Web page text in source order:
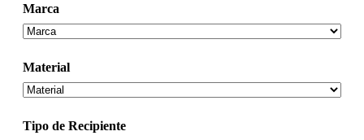
Marca
Material
Tipo de Recipiente